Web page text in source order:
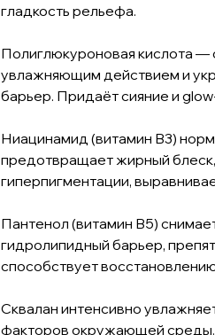
гладкость рельефа.
Полиглюкуроновая кислота —
увлажняющим действием и
барьер. Придаёт сияние и
Ниацинамид (витамин B3)
предотвращает жирный
гиперпигментации,
Пантенол (витамин B5)
гидролипидный барьер,
способствует
Сквалан интенсивно
факторов окружающей среды.